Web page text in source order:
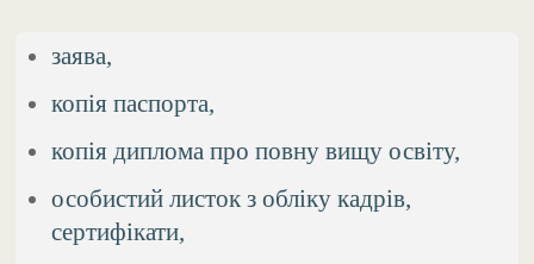
заява,
копія паспорта,
копія диплома про повну вищу освіту,
особистий листок з обліку кадрів,
сертифікати,